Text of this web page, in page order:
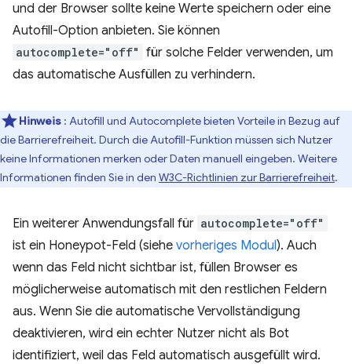
und der Browser sollte keine Werte speichern oder eine
Autofill-Option anbieten. Sie können
autocomplete="off" für solche Felder verwenden, um
das automatische Ausfüllen zu verhindern.
Hinweis : Autofill und Autocomplete bieten Vorteile in Bezug auf
die Barrierefreiheit. Durch die Autofill-Funktion müssen sich Nutzer
keine Informationen merken oder Daten manuell eingeben. Weitere
Informationen finden Sie in den W3C-Richtlinien zur Barrierefreiheit.
Ein weiterer Anwendungsfall für autocomplete="off"
ist ein Honeypot-Feld (siehe vorheriges Modul). Auch
wenn das Feld nicht sichtbar ist, füllen Browser es
möglicherweise automatisch mit den restlichen Feldern
aus. Wenn Sie die automatische Vervollständigung
deaktivieren, wird ein echter Nutzer nicht als Bot
identifiziert, weil das Feld automatisch ausgefüllt wird.